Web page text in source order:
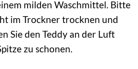
milden Waschmittel. Bitte
im Trockner trocknen und
Sie den Teddy an der Luft
zu schonen.